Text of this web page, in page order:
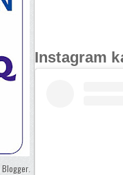
Instagram
Blogger.